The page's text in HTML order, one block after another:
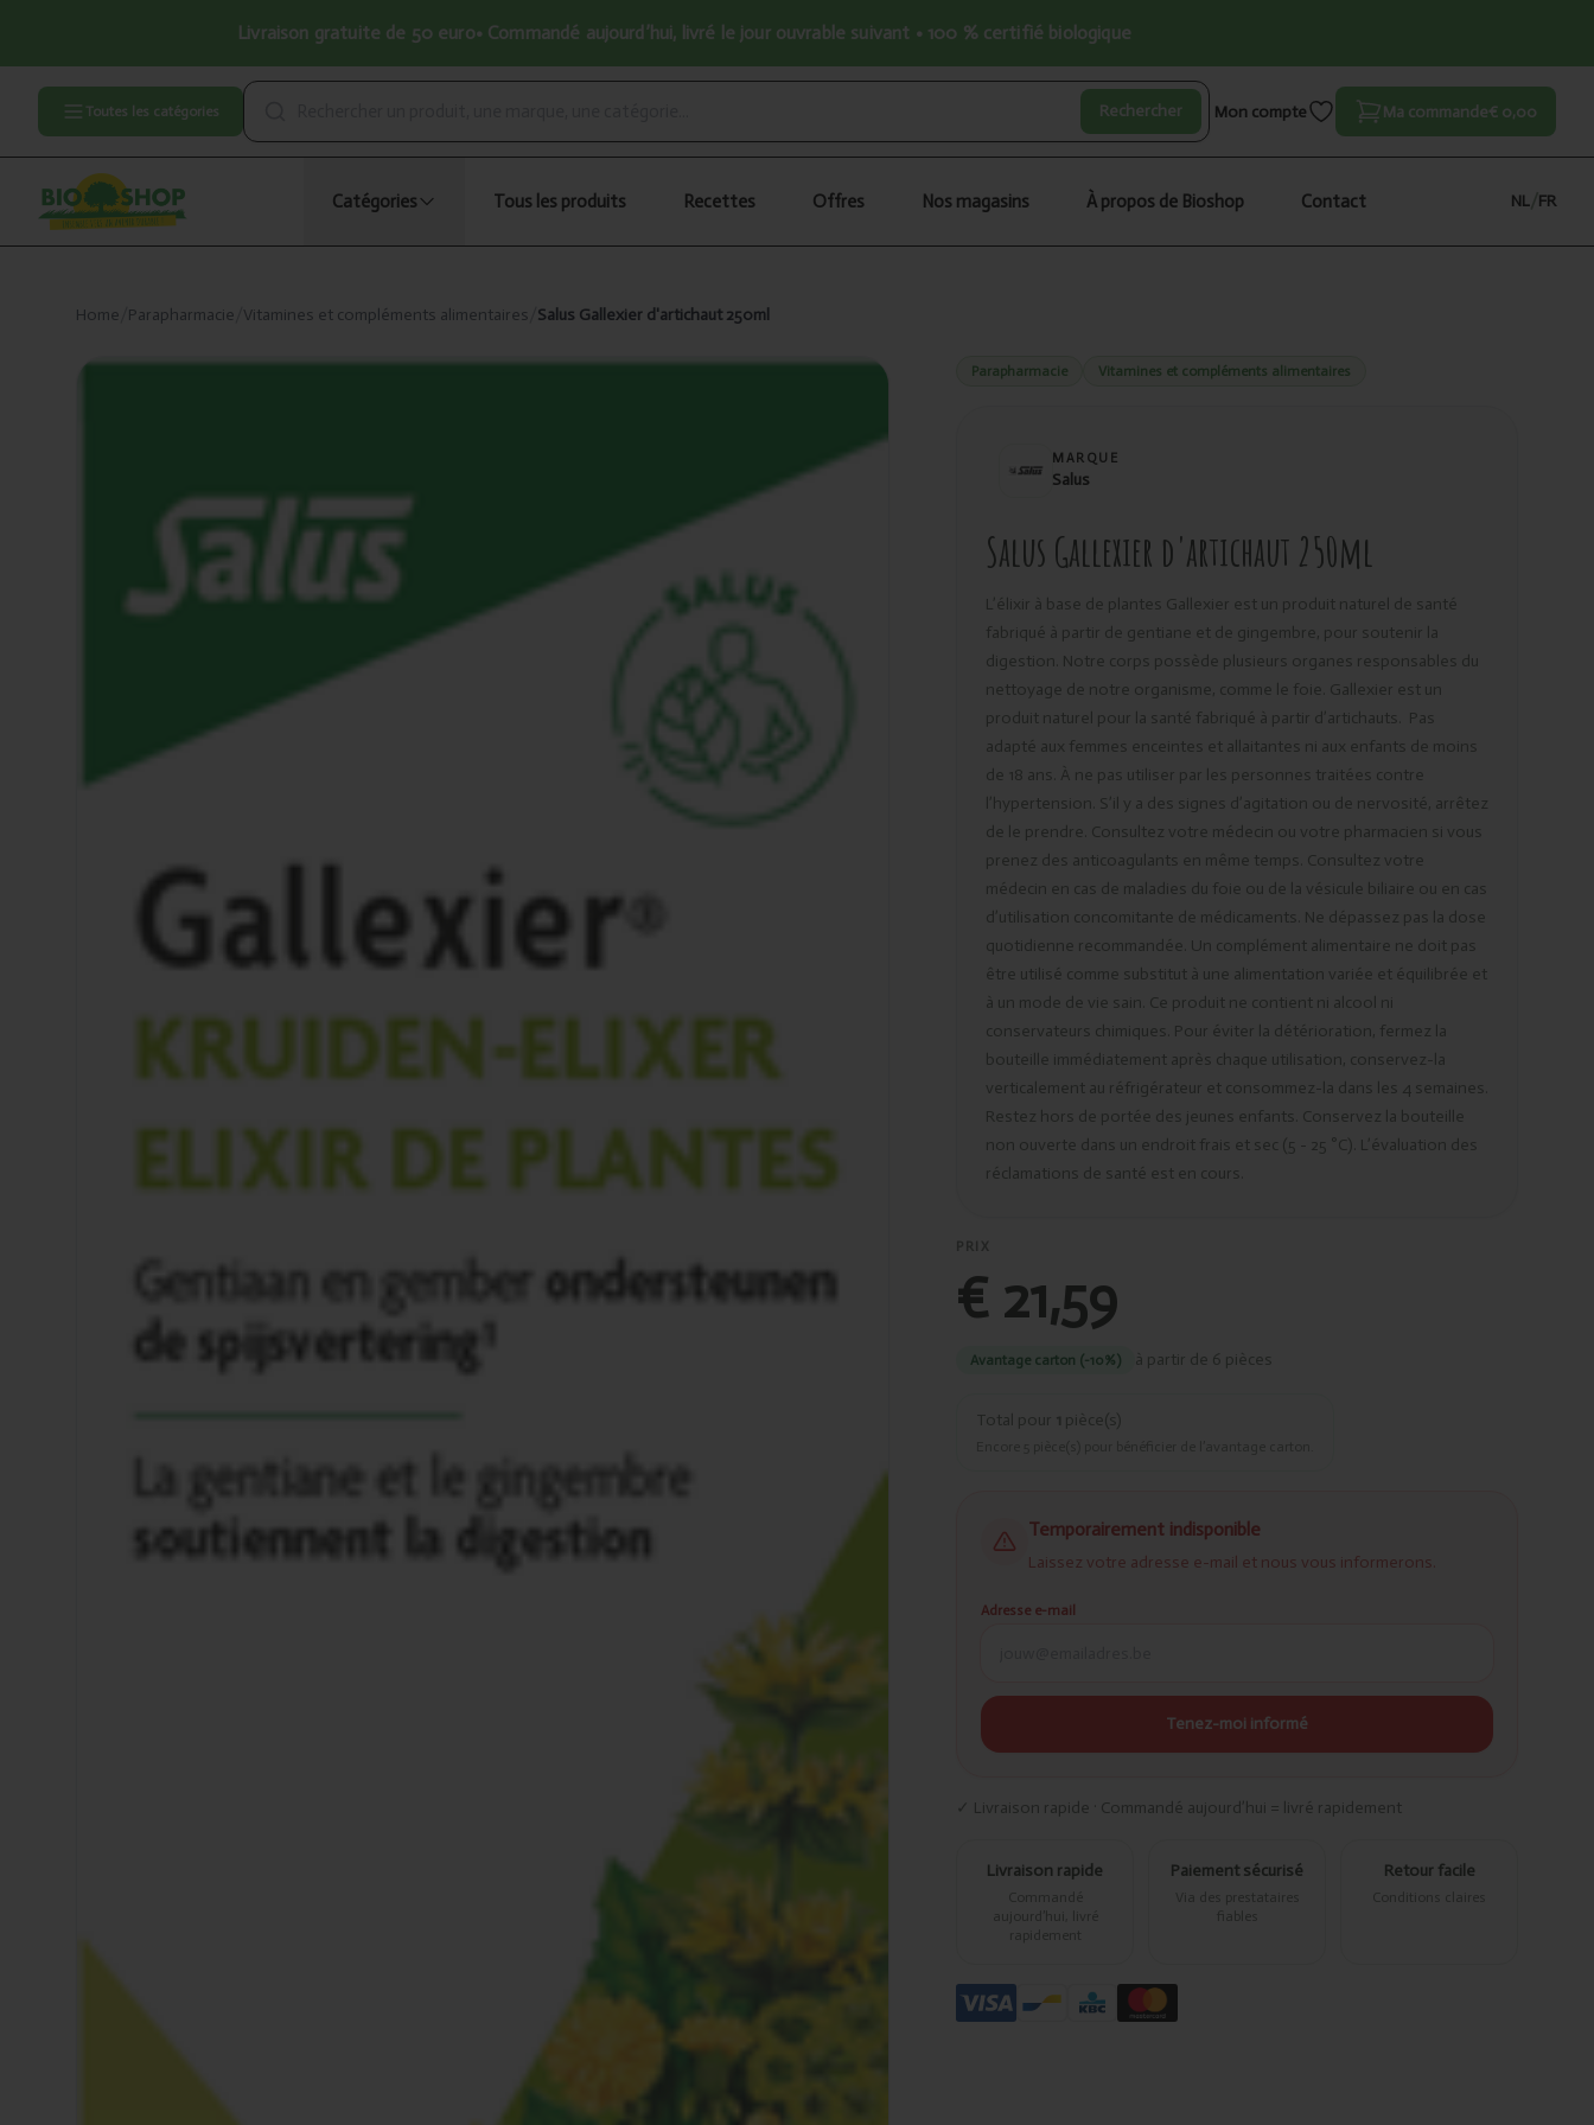
Livraison gratuite de 50 euro• Commandé aujourd’hui, livré le jour ouvrable suivant • 100 % certifié biologique
Toutes les catégories Rechercher Mon compte Ma commande€ 0,00
Catégories Tous les produits Recettes Offres Nos magasins À propos de Bioshop Contact NL FR
Home Parapharmacie Vitamines et compléments alimentaires Salus Gallexier d'artichaut 250ml
Parapharmacie Vitamines et compléments alimentaires
MARQUE
Salus
Salus Gallexier d'artichaut 250ml
L’élixir à base de plantes Gallexier est un produit naturel de santé
fabriqué à partir de gentiane et de gingembre, pour soutenir la
digestion. Notre corps possède plusieurs organes responsables du
nettoyage de notre organisme, comme le foie. Gallexier est un
produit naturel pour la santé fabriqué à partir d’artichauts. Pas
adapté aux femmes enceintes et allaitantes ni aux enfants de moins
de 18 ans. À ne pas utiliser par les personnes traitées contre
l’hypertension. S’il y a des signes d’agitation ou de nervosité, arrêtez
de le prendre. Consultez votre médecin ou votre pharmacien si vous
prenez des anticoagulants en même temps. Consultez votre
médecin en cas de maladies du foie ou de la vésicule biliaire ou en cas
d’utilisation concomitante de médicaments. Ne dépassez pas la dose
quotidienne recommandée. Un complément alimentaire ne doit pas
être utilisé comme substitut à une alimentation variée et équilibrée et
à un mode de vie sain. Ce produit ne contient ni alcool ni
conservateurs chimiques. Pour éviter la détérioration, fermez la
bouteille immédiatement après chaque utilisation, conservez-la
verticalement au réfrigérateur et consommez-la dans les 4 semaines.
Restez hors de portée des jeunes enfants. Conservez la bouteille
non ouverte dans un endroit frais et sec (5 - 25 °C). L’évaluation des
réclamations de santé est en cours.
PRIX
€ 21,59
Avantage carton (-10%) à partir de 6 pièces
Total pour 1 pièce(s)
Temporairement indisponible
Laissez votre adresse e-mail et nous vous informerons.
Adresse e-mail
Tenez-moi informé
✓ Livraison rapide · Commandé aujourd’hui = livré rapidement
Livraison rapide
Commandé
aujourd’hui, livré
rapidement
Paiement sécurisé
Via des prestataires
fiables
Retour facile
Conditions claires